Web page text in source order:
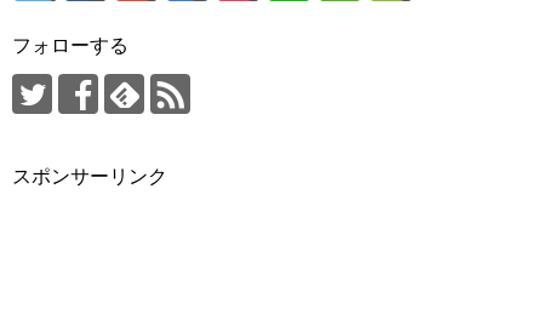
フォローする
スポンサーリンク